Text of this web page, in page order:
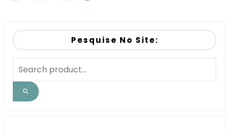
Pesquise No Site: